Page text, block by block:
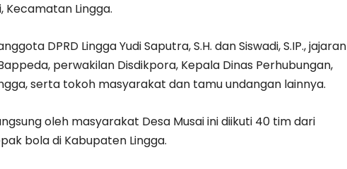
Kecamatan Lingga.
DPRD Lingga Yudi Saputra, S.H. dan Siswadi, S.IP., jajaran
perwakilan Disdikpora, Kepala Dinas Perhubungan,
serta tokoh masyarakat dan tamu undangan lainnya.
oleh masyarakat Desa Musai ini diikuti 40 tim dari
bola di Kabupaten Lingga.